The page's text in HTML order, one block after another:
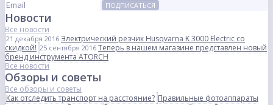
ПОДПИСАТЬСЯ
Новости
Все новости
21 декабря 2016 Электрический резчик Husqvarna K 3000 Electric со
скидкой! 25 сентября 2016 Теперь в нашем магазине представлен новый
бренд инструмента ATORCH
Все новости
Обзоры и советы
Все обзоры и советы
Как отследить транспорт на расстояние? Правильные фотоаппараты